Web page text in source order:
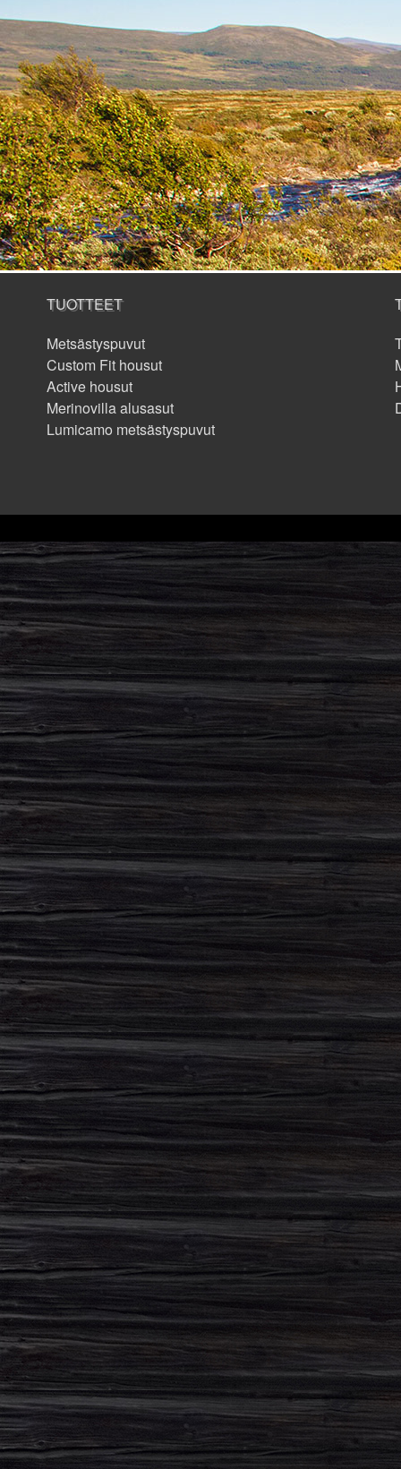
TUOTTEET
Metsästyspuvut
Custom Fit housut
Active housut
Merinovilla alusasut
Lumicamo metsästyspuvut